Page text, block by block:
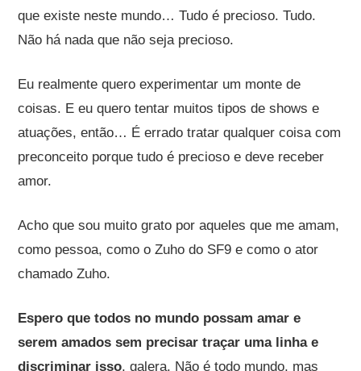
que existe neste mundo… Tudo é precioso. Tudo.
Não há nada que não seja precioso.
Eu realmente quero experimentar um monte de
coisas. E eu quero tentar muitos tipos de shows e
atuações, então… É errado tratar qualquer coisa com
preconceito porque tudo é precioso e deve receber
amor.
Acho que sou muito grato por aqueles que me amam,
como pessoa, como o Zuho do SF9 e como o ator
chamado Zuho.
Espero que todos no mundo possam amar e
serem amados sem precisar traçar uma linha e
discriminar isso, galera. Não é todo mundo, mas